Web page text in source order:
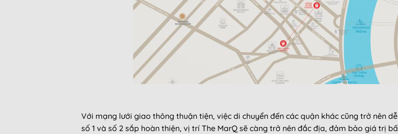
Với mạng lưới giao thông thuận tiện, việc di chuyển đến các quận khác cũng trở nên
số 1 và số 2 sắp hoàn thiện, vị trí The MarQ sẽ càng trở nên đắc địa, đảm bảo giá trị